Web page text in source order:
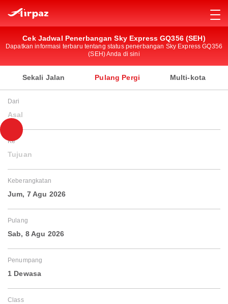
Cek Jadwal Penerbangan Sky Express GQ356 (SEH)
Dapatkan informasi terbaru tentang status penerbangan Sky Express GQ356
(SEH) Anda di sini
Sekali Jalan Pulang Pergi Multi-kota
Dari
Asal
Ke
Tujuan
Keberangkatan
Jum, 7 Agu 2026
Pulang
Sab, 8 Agu 2026
Penumpang
1 Dewasa
Class